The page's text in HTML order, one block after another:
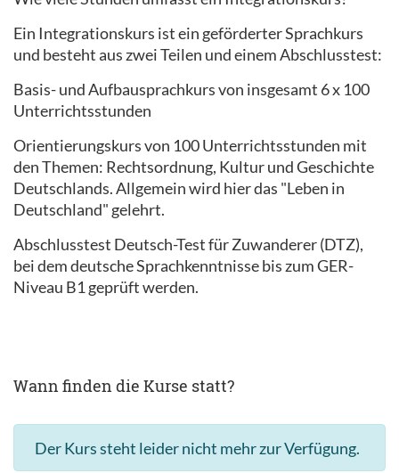
Ein Integrationskurs ist ein geförderter Sprachkurs
und besteht aus zwei Teilen und einem Abschlusstest:
Basis- und Aufbausprachkurs von insgesamt 6 x 100
Unterrichtsstunden
Orientierungskurs von 100 Unterrichtsstunden mit
den Themen: Rechtsordnung, Kultur und Geschichte
Deutschlands. Allgemein wird hier das "Leben in
Deutschland" gelehrt.
Abschlusstest Deutsch-Test für Zuwanderer (DTZ),
bei dem deutsche Sprachkenntnisse bis zum GER-
Niveau B1 geprüft werden.
Wann finden die Kurse statt?
Der Kurs steht leider nicht mehr zur Verfügung.